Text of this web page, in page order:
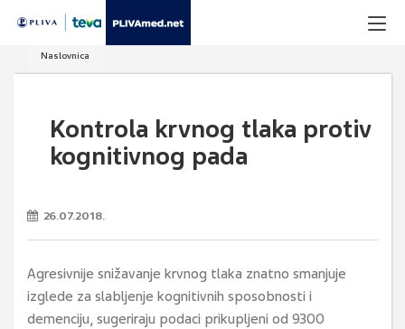
Naslovnica
Kontrola krvnog tlaka protiv
kognitivnog pada
26.07.2018.
Agresivnije snižavanje krvnog tlaka znatno smanjuje
izglede za slabljenje kognitivnih sposobnosti i
demenciju, sugeriraju podaci prikupljeni od 9300